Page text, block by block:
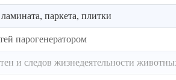
паркета, плитки
парогенератором
и следов жизнедеятельности